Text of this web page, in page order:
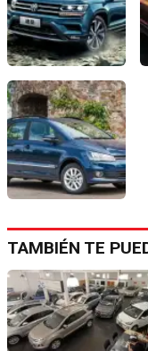
TAMBIÉN TE